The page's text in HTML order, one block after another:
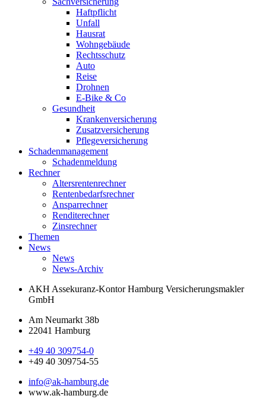
Haftpflicht
Unfall
Hausrat
Wohngebäude
Rechtsschutz
Auto
Reise
Drohnen
E-Bike & Co
Gesundheit
Krankenversicherung
Zusatzversicherung
Pflegeversicherung
Schadenmanagement
Schadenmeldung
Rechner
Altersrentenrechner
Rentenbedarfsrechner
Ansparrechner
Renditerechner
Zinsrechner
Themen
News
News
News-Archiv
AKH Assekuranz-Kontor Hamburg Versicherungsmakler
GmbH
Am Neumarkt 38b
22041 Hamburg
+49 40 309754-0
+49 40 309754-55
info@ak-hamburg.de
www.ak-hamburg.de